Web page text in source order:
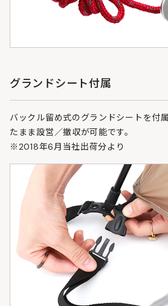
グランドシート付属
バックル留め式のグランドシートを付
たまま設営／撤収が可能です。
※2018年6月当社出荷分より